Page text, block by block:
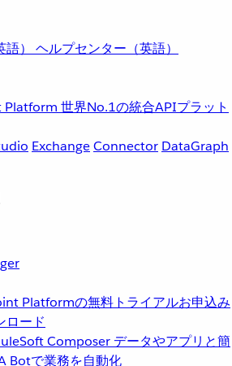
） ヘルプセンター（英語）
Platform 世界No.1の統合APIプラット
ExchangeConnector DataGraph
Platformの無料トライアルお申込み
ロード
Composer データやアプリと簡
Botで業務を自動化